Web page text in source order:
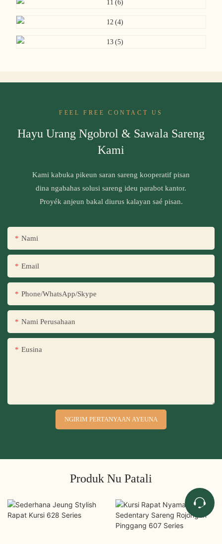
FEEL FREE CONTACT US
Hayu Urang Ngobrol & Sawala Sareng
Kami
Kami kabuka pikeun saran sareng kooperatif pisan
dina ngabahas solusi sareng ideu parabot kantor.
Proyék anjeun bakal diurus kalayan saé pisan.
Nami
Email
Phone/WhatsApp/Skype
Nami Perusahaan
Eusina
NGIRIM PERTANYAAN AYEUNA
Produk Nu Patali